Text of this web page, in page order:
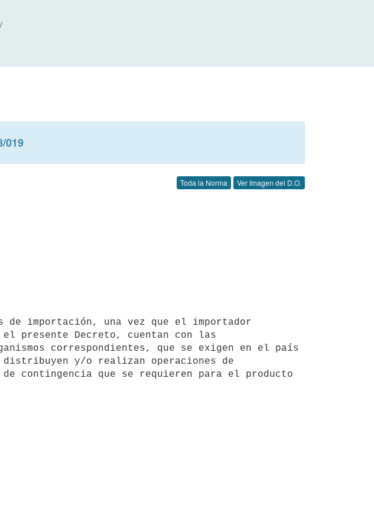
019
Toda la Norma Ver Imagen del D.O.
presente Decreto, cuentan con las
correspondientes, que se exigen en el país
y/o realizan operaciones de
contingencia que se requieren para el producto